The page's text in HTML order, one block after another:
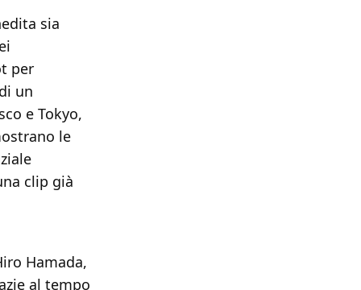
sia
per
un
e Tokyo,
le
clip già
Hamada,
al tempo